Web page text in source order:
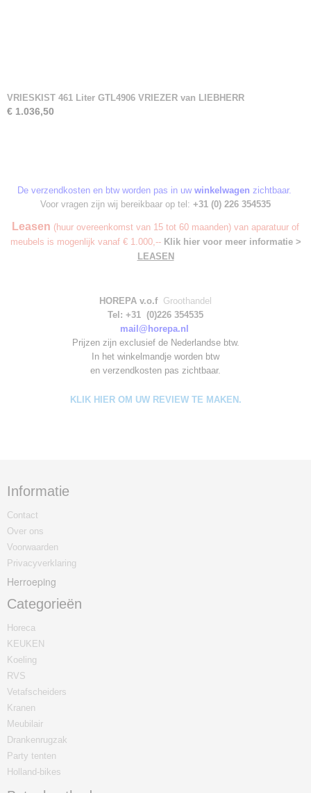
VRIESKIST 461 Liter GTL4906 VRIEZER van LIEBHERR
€ 1.036,50
De verzendkosten en btw worden pas in uw winkelwagen zichtbaar.
Voor vragen zijn wij bereikbaar op tel: +31 (0) 226 354535
Leasen (huur overeenkomst van 15 tot 60 maanden) van aparatuur of
meubels is mogenlijk vanaf € 1.000,-- Klik hier voor meer informatie >
LEASEN
HOREPA v.o.f Groothandel
Tel: +31 (0)226 354535
mail@horepa.nl
Prijzen zijn exclusief de Nederlandse btw.
In het winkelmandje worden btw
en verzendkosten pas zichtbaar.
KLIK HIER OM UW REVIEW TE MAKEN.
Informatie
Contact
Over ons
Voorwaarden
Privacyverklaring
Herroeping
Categorieën
Horeca
KEUKEN
Koeling
RVS
Vetafscheiders
Kranen
Meubilair
Drankenrugzak
Party tenten
Holland-bikes